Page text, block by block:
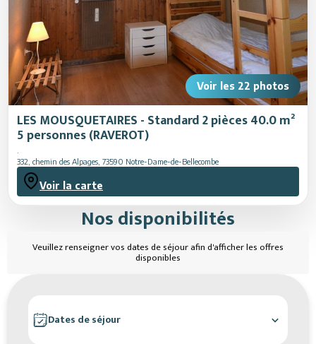
Voir les 22 photos
LES MOUSQUETAIRES - Standard 2 pièces 40.0 m²
5 personnes (RAVEROT)
332, chemin des Alpages 73590 Notre-Dame-de-Bellecombe
Voir la carte
Nos disponibilités
Veuillez renseigner vos dates de séjour afin d'afficher les offres
disponibles
Dates de séjour